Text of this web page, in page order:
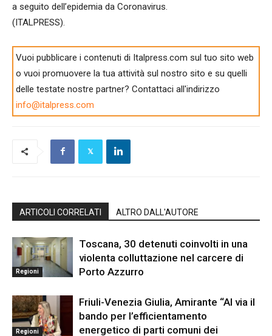
a seguito dell’epidemia da Coronavirus.
(ITALPRESS).
Vuoi pubblicare i contenuti di Italpress.com sul tuo sito web
o vuoi promuovere la tua attività sul nostro sito e su quelli
delle testate nostre partner? Contattaci all'indirizzo
info@italpress.com
ARTICOLI CORRELATI ALTRO DALL'AUTORE
Regioni
Toscana, 30 detenuti coinvolti in una
violenta colluttazione nel carcere di
Porto Azzurro
Regioni
Friuli-Venezia Giulia, Amirante “Al via il
bando per l’efficientamento
energetico di parti comuni dei